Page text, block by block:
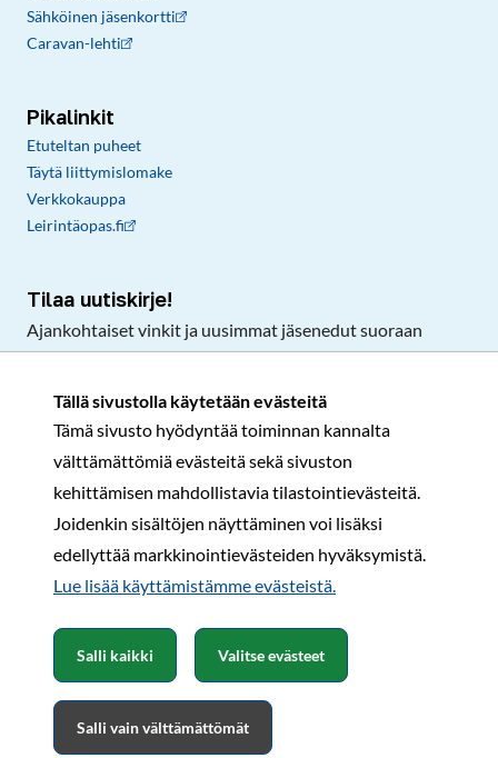
Tällä sivustolla käytetään evästeitä
Tämä sivusto hyödyntää toiminnan kannalta
välttämättömiä evästeitä sekä sivuston
kehittämisen mahdollistavia tilastointievästeitä.
Joidenkin sisältöjen näyttäminen voi lisäksi
edellyttää markkinointievästeiden hyväksymistä.
Lue lisää käyttämistämme evästeistä.​​​​​​
Salli kaikki
Salli vain välttämättömät
Valitse evästeet
Sähköinen jäsenkortti
Caravan-lehti
Pikalinkit
Etuteltan puheet
Täytä liittymislomake
Verkkokauppa
Leirintäopas.fi
Tilaa uutiskirje!
Ajankohtaiset vinkit ja uusimmat jäsenedut suoraan
Rekisteri- ja tietosuojaselosteSopimusehdot